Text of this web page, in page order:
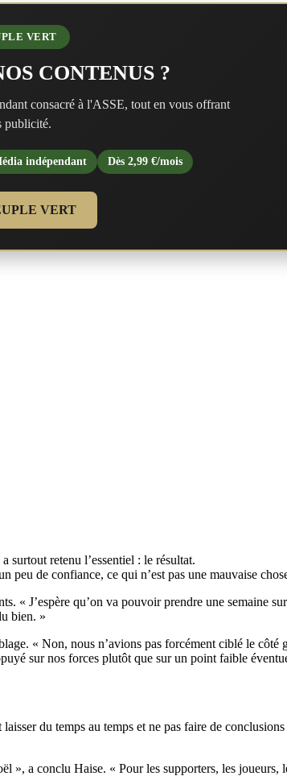
VERT
CONTENUS ?
consacré à l'ASSE, tout en vous offrant
publicité.
indépendant Dès 2,99 €/mois
VERT
surtout retenu l’essentiel : le résultat.
de confiance, ce qui n’est pas une mauvaise
« J’espère qu’on va pouvoir prendre une semaine
bien. »
« Non, nous n’avions pas forcément ciblé le côté
sur nos forces plutôt que sur un point faible
du temps au temps et ne pas faire de
», a conclu Haise. « Pour les supporters, les joueurs,